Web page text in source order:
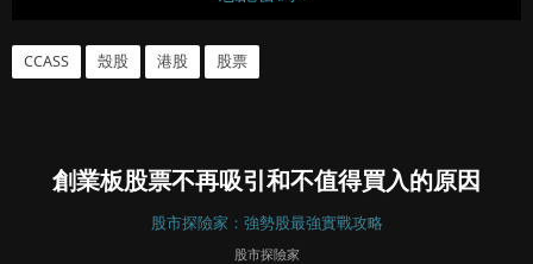
CCASS 殼股 港股 股票
創業板股票不再吸引和不值得買入的原因
股市探險家：強勢股最強實戰攻略
股市探險家